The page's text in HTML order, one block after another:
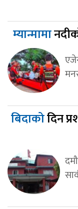
म्यान्मामा
बिदाकोदिन